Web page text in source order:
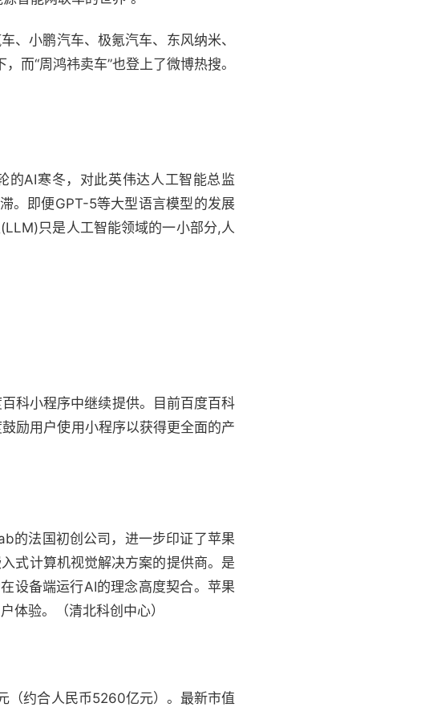
、小鹏汽车、极氪汽车、东风纳米、
而“周鸿祎卖车”也登上了微博热搜。
的AI寒冬，对此英伟达人工智能总监
。即便GPT-5等大型语言模型的发展
只是人工智能领域的一小部分,人
科小程序中继续提供。目前百度百科
励用户使用小程序以获得更全面的产
的法国初创公司，进一步印证了苹果
式计算机视觉解决方案的提供商。是
设备端运行AI的理念高度契合。苹果
体验。（清北科创中心）
（约合人民币5260亿元）。最新市值